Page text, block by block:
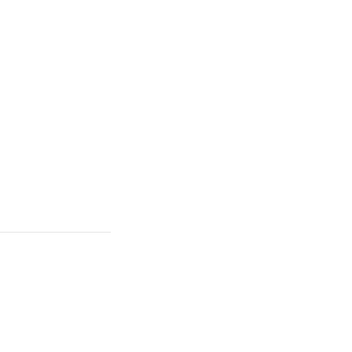
var: 135,00 kr.
priset är: 50,00 kr.